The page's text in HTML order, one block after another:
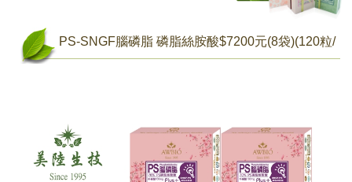
PS-SNGF腦磷脂 磷脂絲胺酸$7200元(8袋)(120粒/